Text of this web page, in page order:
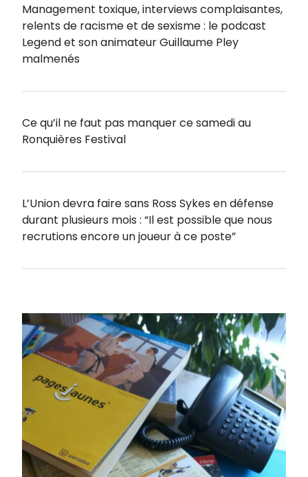
Management toxique, interviews complaisantes,
relents de racisme et de sexisme : le podcast
Legend et son animateur Guillaume Pley
malmenés
Ce qu’il ne faut pas manquer ce samedi au
Ronquières Festival
L’Union devra faire sans Ross Sykes en défense
durant plusieurs mois : “Il est possible que nous
recrutions encore un joueur à ce poste”